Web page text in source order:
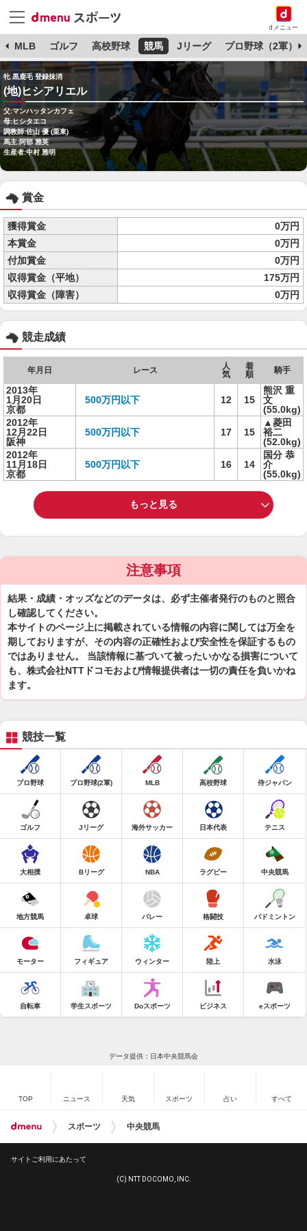
dメニュー
MLB ゴルフ 高校野球 競馬 Jリーグ プロ野球（2軍）
牝 黒鹿毛 登録抹消
(地)ヒシアリエル
父:マンハッタンカフェ
母:ヒシタエコ
調教師:佐山 優 (栗東)
馬主:阿部 雅英
生産者:中村 雅明
賞金
獲得賞金
0万円
本賞金
0万円
付加賞金
0万円
収得賞金（平地）
175万円
収得賞金（障害）
0万円
競走成績
年月日 レース
人
気
着
順
騎手
2013年
1月20日
京都
500万円以下 12 15
熊沢 重
文
(55.0kg)
2012年
12月22日
阪神
500万円以下 17 15
▲菱田
裕二
(52.0kg)
2012年
11月18日
京都
500万円以下 16 14
国分 恭
介
(55.0kg)
もっと見る
注意事項
結果・成績・オッズなどのデータは、必ず主催者発行のものと照合
し確認してください。
本サイトのページ上に掲載されている情報の内容に関しては万全を
期しておりますが、その内容の正確性および安全性を保証するもの
ではありません。 当該情報に基づいて被ったいかなる損害について
も、株式会社NTTドコモおよび情報提供者は一切の責任を負いかね
ます。
競技一覧
プロ野球 プロ野球(2軍) MLB 高校野球 侍ジャパン
ゴルフ Jリーグ 海外サッカー 日本代表 テニス
大相撲 Bリーグ NBA ラグビー 中央競馬
地方競馬 卓球 バレー 格闘技 バドミントン
モーター フィギュア ウィンター 陸上 水泳
自転車 学生スポーツ Doスポーツ ビジネス eスポーツ
データ提供：日本中央競馬会
TOP ニュース 天気 スポーツ 占い すべて
スポーツ 中央競馬
サイトご利用にあたって
(C) NTT DOCOMO, INC.